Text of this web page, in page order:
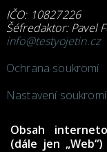
IČO: 10827226
Šéfredaktor: Pavel
info@testyojetin.cz
Ochrana soukromí
Nastavení soukromí
Obsah
(dále jen